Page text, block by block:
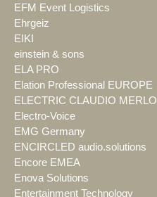
EFM Event Logistics
Ehrgeiz
EIKI
einstein & sons
ELA PRO
Elation Professional EUROPE
ELECTRIC CLAUDIO MERLO
Electro-Voice
EMG Germany
ENCIRCLED audio.solutions
Encore EMEA
Enova Solutions
Entertainment Technology